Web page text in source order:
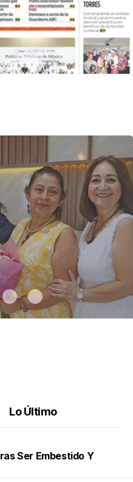
Lo Último
Ser Embestido Y